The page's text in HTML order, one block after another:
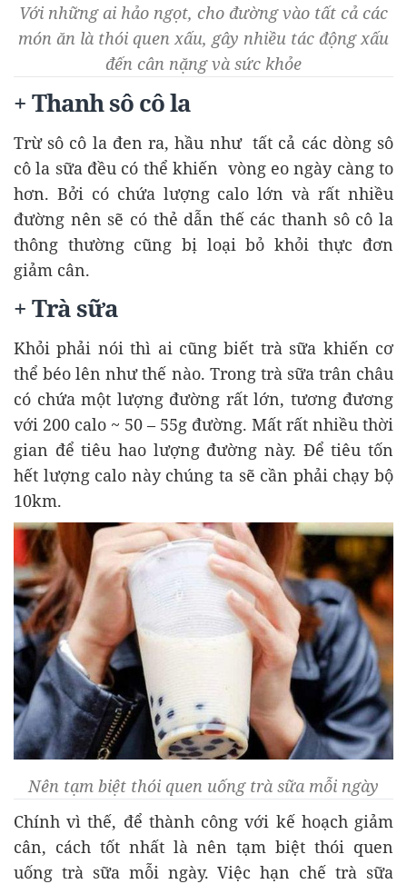
Với những ai hảo ngọt, cho đường vào tất cả các
món ăn là thói quen xấu, gây nhiều tác động xấu
đến cân nặng và sức khỏe
+ Thanh sô cô la
Trừ sô cô la đen ra, hầu như tất cả các dòng sô
cô la sữa đều có thể khiến vòng eo ngày càng to
hơn. Bởi có chứa lượng calo lớn và rất nhiều
đường nên sẽ có thẻ dẫn thế các thanh sô cô la
thông thường cũng bị loại bỏ khỏi thực đơn
giảm cân.
+ Trà sữa
Khỏi phải nói thì ai cũng biết trà sữa khiến cơ
thể béo lên như thế nào. Trong trà sữa trân châu
có chứa một lượng đường rất lớn, tương đương
với 200 calo ~ 50 – 55g đường. Mất rất nhiều thời
gian để tiêu hao lượng đường này. Để tiêu tốn
hết lượng calo này chúng ta sẽ cần phải chạy bộ
10km.
Nên tạm biệt thói quen uống trà sữa mỗi ngày
Chính vì thế, để thành công với kế hoạch giảm
cân, cách tốt nhất là nên tạm biệt thói quen
uống trà sữa mỗi ngày. Việc hạn chế trà sữa